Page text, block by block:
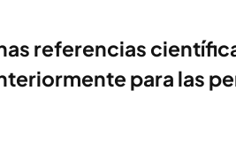
referencias
para las